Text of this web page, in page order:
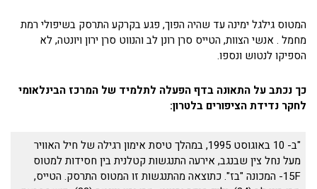
המטוס גילגל ימינה עד שהיה הפוך, פגע בקרקע התרסק בשיפולי רמת
מחמל . אנשי הצוות, הטייס סרן רונן לב והנווט סרן ירון ויונטה, לא
הספיקו לנטוש ונספו.
כך נכתב על התאונה בדף הפעלה לתלמיד של המרכז הבינלאומי
לחקר נדידת הציפורים בלטרון:
"ב- 10 באוגוסט 1995, במהלך טיסת אימון רגילה של חיל האוויר
מעל נחל צין שבנגב, אירעה התנגשות קטלנית בין חסידות למטוס
15F- המכונה "בז". כתוצאה מהתנגשות זו המטוס התרסק. הטייס,